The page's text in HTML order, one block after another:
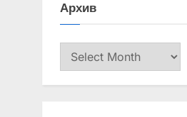
Архив
Архив